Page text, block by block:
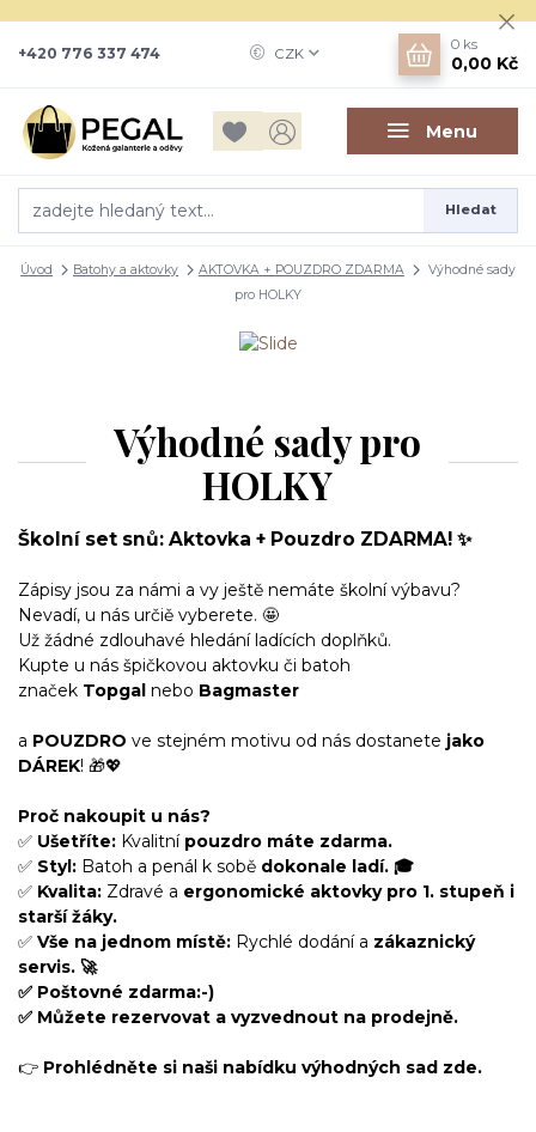
Menu
CZK
Hledat
+420 776 337 474
0 ks
0,00 Kč
Úvod Batohy a aktovky AKTOVKA + POUZDRO ZDARMA
Výhodné sady
pro HOLKY
Výhodné sady pro
HOLKY
Školní set snů: Aktovka + Pouzdro ZDARMA! ✨
Zápisy jsou za námi a vy ještě nemáte školní výbavu?
Nevadí, u nás určiě vyberete. 🤩
Už žádné zdlouhavé hledání ladících doplňků.
Kupte u nás špičkovou aktovku či batoh
značek Topgal nebo Bagmaster
a POUZDRO ve stejném motivu od nás dostanete jako
DÁREK! 🎁💖
Proč nakoupit u nás?
✅ Ušetříte: Kvalitnípouzdro máte zdarma.
✅ Styl: Batoh a penál k sobě dokonale ladí. 🎓
✅ Kvalita: Zdravé a ergonomické aktovky pro 1. stupeň i
starší žáky.
✅ Vše na jednom místě: Rychlé dodání a zákaznický
servis. 🚀
✅ Poštovné zdarma:-)
✅ Můžete rezervovat a vyzvednout na prodejně.
👉 Prohlédněte si naši nabídku výhodných sad zde.